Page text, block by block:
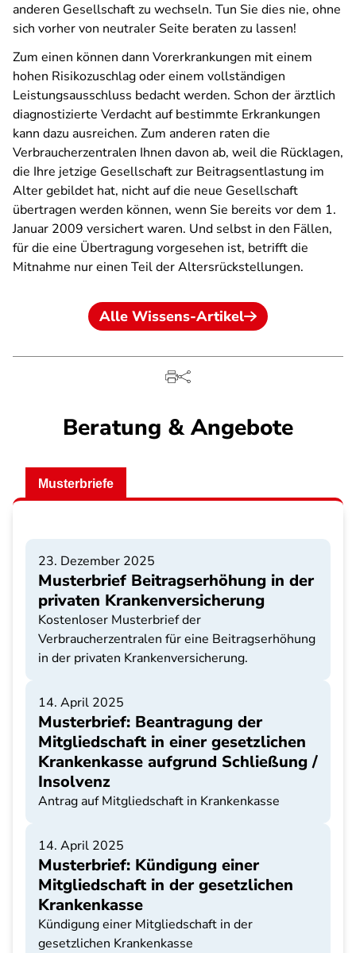
anderen Gesellschaft zu wechseln. Tun Sie dies nie, ohne
sich vorher von neutraler Seite beraten zu lassen!
Zum einen können dann Vorerkrankungen mit einem
hohen Risikozuschlag oder einem vollständigen
Leistungsausschluss bedacht werden. Schon der ärztlich
diagnostizierte Verdacht auf bestimmte Erkrankungen
kann dazu ausreichen. Zum anderen raten die
Verbraucherzentralen Ihnen davon ab, weil die Rücklagen,
die Ihre jetzige Gesellschaft zur Beitragsentlastung im
Alter gebildet hat, nicht auf die neue Gesellschaft
übertragen werden können, wenn Sie bereits vor dem 1.
Januar 2009 versichert waren. Und selbst in den Fällen,
für die eine Übertragung vorgesehen ist, betrifft die
Mitnahme nur einen Teil der Altersrückstellungen.
Alle Wissens-Artikel
Beratung & Angebote
Musterbriefe
23. Dezember 2025
Musterbrief Beitragserhöhung in der
privaten Krankenversicherung
Kostenloser Musterbrief der
Verbraucherzentralen für eine Beitragserhöhung
in der privaten Krankenversicherung.
14. April 2025
Musterbrief: Beantragung der
Mitgliedschaft in einer gesetzlichen
Krankenkasse aufgrund Schließung /
Insolvenz
Antrag auf Mitgliedschaft in Krankenkasse
14. April 2025
Musterbrief: Kündigung einer
Mitgliedschaft in der gesetzlichen
Krankenkasse
Kündigung einer Mitgliedschaft in der
gesetzlichen Krankenkasse